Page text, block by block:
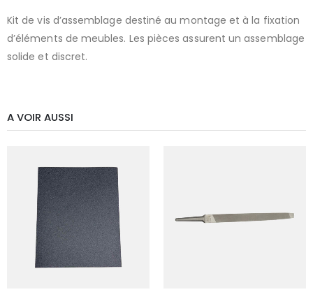
Kit de vis d’assemblage destiné au montage et à la fixation
d’éléments de meubles. Les pièces assurent un assemblage
solide et discret.
A VOIR AUSSI